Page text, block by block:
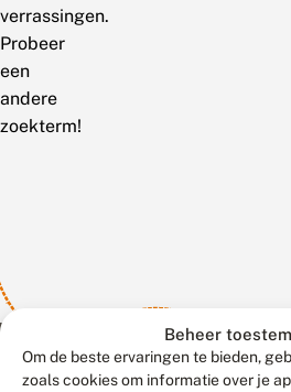
Beheer
Om de beste ervaringen te bieden,
zoals cookies om informatie over je
verrassingen.
Probeer
een
andere
zoekterm!